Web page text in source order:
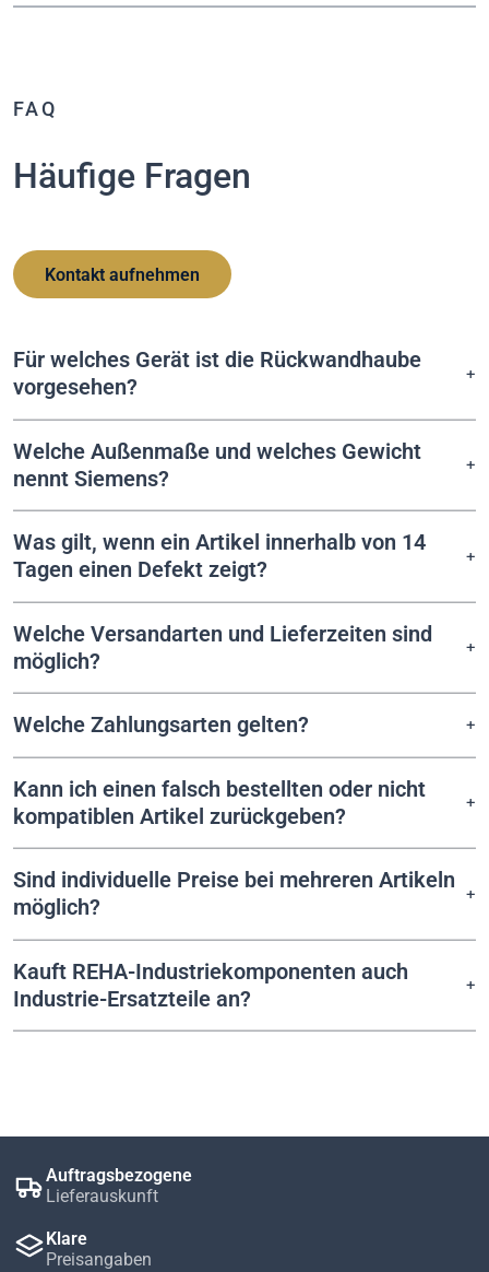
FAQ
Häufige Fragen
Kontakt aufnehmen
Für welches Gerät ist die Rückwandhaube
vorgesehen?
Welche Außenmaße und welches Gewicht
nennt Siemens?
Was gilt, wenn ein Artikel innerhalb von 14
Tagen einen Defekt zeigt?
Welche Versandarten und Lieferzeiten sind
möglich?
Welche Zahlungsarten gelten?
Kann ich einen falsch bestellten oder nicht
kompatiblen Artikel zurückgeben?
Sind individuelle Preise bei mehreren Artikeln
möglich?
Kauft REHA-Industriekomponenten auch
Industrie-Ersatzteile an?
Auftragsbezogene
Lieferauskunft
Klare
Preisangaben